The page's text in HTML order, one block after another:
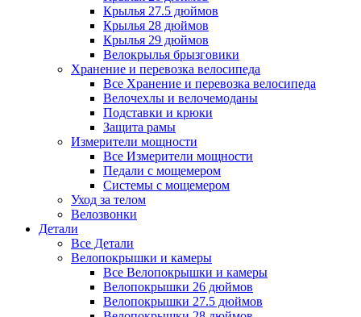
Крылья 27.5 дюймов
Крылья 28 дюймов
Крылья 29 дюймов
Велокрылья брызговики
Хранение и перевозка велосипеда
Все Хранение и перевозка велосипеда
Велочехлы и велочемоданы
Подставки и крюки
Защита рамы
Измерители мощности
Все Измерители мощности
Педали с мощемером
Системы с мощемером
Уход за телом
Велозвонки
Детали
Все Детали
Велопокрышки и камеры
Все Велопокрышки и камеры
Велопокрышки 26 дюймов
Велопокрышки 27.5 дюймов